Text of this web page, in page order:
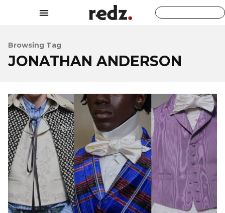
Browsing Tag
JONATHAN ANDERSON